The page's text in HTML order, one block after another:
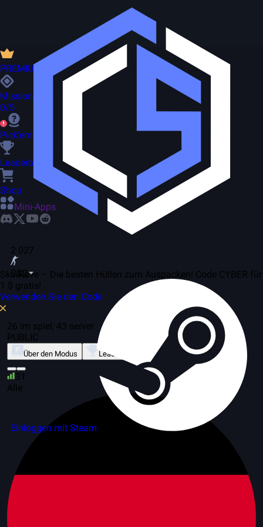
2 027
CS2
Einloggen mit Steam
PREMIUM
Missionen
0/5
Pick'em
Leaderboard
Shop
Mini-Apps
SkinRave – Die besten Hüllen zum Auspacken! Code CYBER für
1 $ gratis!
Verwenden Sie den Code
26 im spiel, 43 server
PUBLIC
Über den Modus Leaderboard
31
Alle